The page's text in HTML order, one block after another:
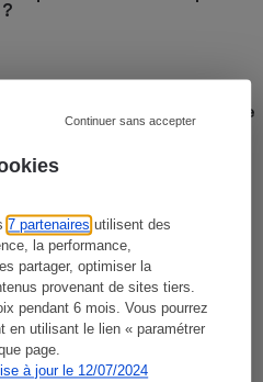
7 partenaires utilisent des
la performance,
partager, optimiser la
provenant de sites tiers.
pendant 6 mois. Vous pourrez
en utilisant le lien « paramétrer
page.
à jour le 12/07/2024
Continuer sans accepter
présente un risque d’incendie
de Polara ?
aux rafraîchisseurs
comme des climatiseurs
tuyau